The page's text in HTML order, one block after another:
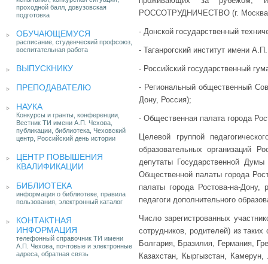
проходной балл, довузовская
подготовка
ОБУЧАЮЩЕМУСЯ
расписание, студенческий профсоюз,
воспитательная работа
ВЫПУСКНИКУ
ПРЕПОДАВАТЕЛЮ
НАУКА
Конкурсы и гранты, конференции,
Вестник ТИ имени А.П. Чехова,
публикации, библиотека, Чеховский
центр, Российский день истории
ЦЕНТР ПОВЫШЕНИЯ
КВАЛИФИКАЦИИ
БИБЛИОТЕКА
информация о библиотеке, правила
пользования, электронный каталог
КОНТАКТНАЯ
ИНФОРМАЦИЯ
телефонный справочник ТИ имени
А.П. Чехова, почтовые и электронные
адреса, обратная связь
РОССОТРУДНИЧЕСТВО (г.
- Донской государственный
- Таганрогский институт имени
- Российский государственный
- Региональный общественный
Дону, Россия);
- Общественная палата города
Целевой группой
образовательных организаций
депутаты Государственной
Общественной палаты города
палаты города Ростова-на-Дону,
педагоги дополнительного
Число зарегистрованных
сотрудников, родителей) из
Болгария, Бразилия, Германия,
Казахстан, Кыргызстан,